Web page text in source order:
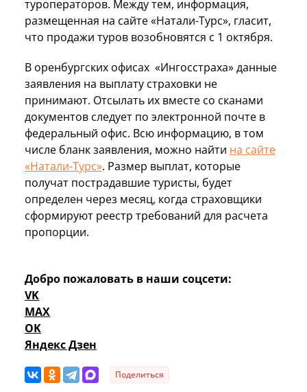
туроператоров. Между тем, информация,
размещенная на сайте «Натали-Турс», гласит,
что продажи туров возобновятся с 1 октября.
В оренбургских офисах «Ингосстраха» данные
заявления на выплату страховки не
принимают. Отсылать их вместе со сканами
документов следует по электронной почте в
федеральный офис. Всю информацию, в том
числе бланк заявления, можно найти на сайте
«Натали-Турс». Размер выплат, которые
получат пострадавшие туристы, будет
определен через месяц, когда страховщики
сформируют реестр требований для расчета
пропорции.
Добро пожаловать в наши соцсети:
VK
MAX
OK
Яндекс Дзен
Поделиться